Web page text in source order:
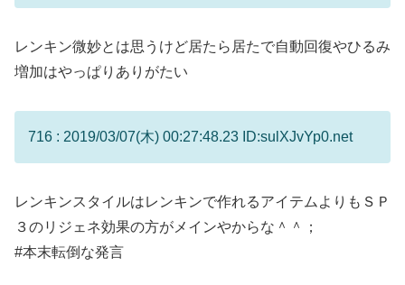
レンキン微妙とは思うけど居たら居たで自動回復やひるみ
増加はやっぱりありがたい
716 : 2019/03/07(木) 00:27:48.23 ID:sulXJvYp0.net
レンキンスタイルはレンキンで作れるアイテムよりもＳＰ
３のリジェネ効果の方がメインやからな＾＾；
#本末転倒な発言